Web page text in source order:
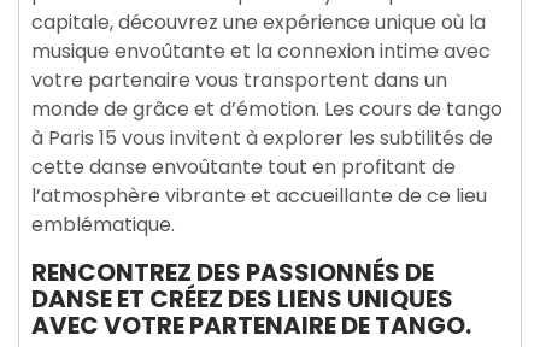
capitale, découvrez une expérience unique où la
musique envoûtante et la connexion intime avec
votre partenaire vous transportent dans un
monde de grâce et d’émotion. Les cours de tango
à Paris 15 vous invitent à explorer les subtilités de
cette danse envoûtante tout en profitant de
l’atmosphère vibrante et accueillante de ce lieu
emblématique.
RENCONTREZ DES PASSIONNÉS DE
DANSE ET CRÉEZ DES LIENS UNIQUES
AVEC VOTRE PARTENAIRE DE TANGO.